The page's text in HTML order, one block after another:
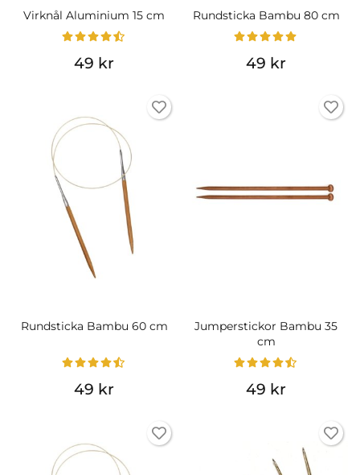
Virknål Aluminium 15 cm
49 kr
Rundsticka Bambu 80 cm
49 kr
Rundsticka Bambu 60 cm
49 kr
Jumperstickor Bambu 35
cm
49 kr